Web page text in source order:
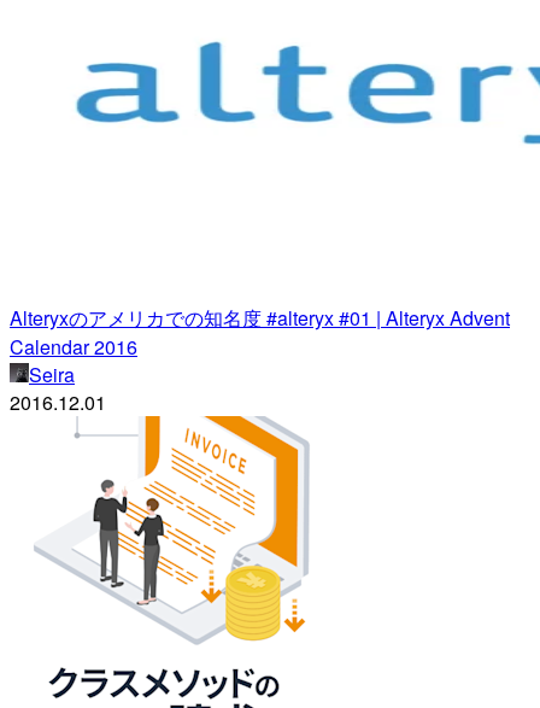
Alteryxのアメリカでの知名度 #alteryx #01 | Alteryx Advent
Calendar 2016
Seira
2016.12.01